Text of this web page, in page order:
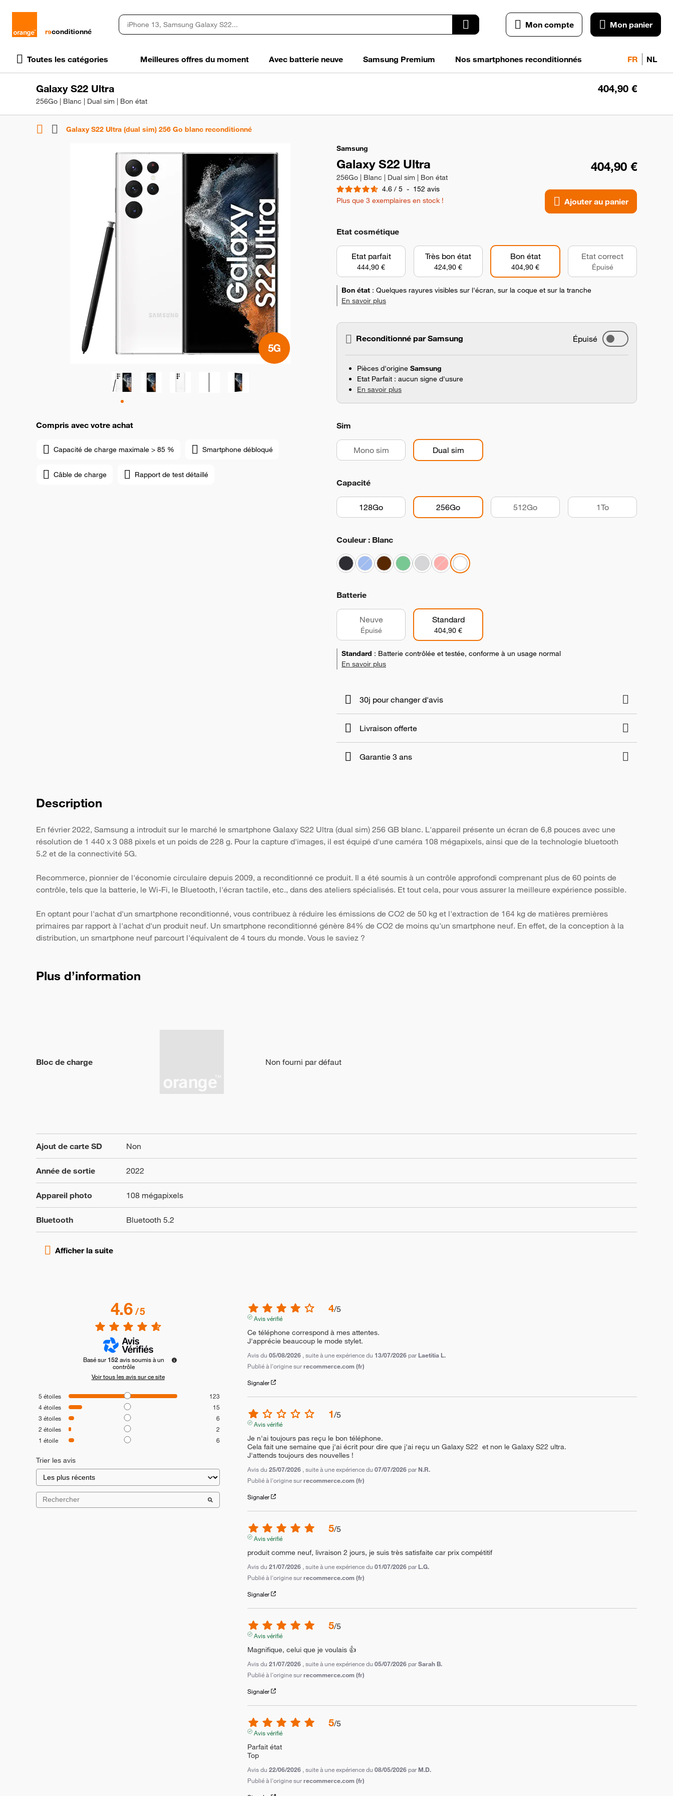
rɘconditionné
Mon compte Mon panier
Toutes les catégories Meilleures offres du moment Avec batterie neuve Samsung Premium Nos smartphones reconditionnés FR NL
Galaxy S22 Ultra
256Go | Blanc | Dual sim | Bon état
404,90 €
Galaxy S22 Ultra (dual sim) 256 Go blanc reconditionné
Samsung
Galaxy S22 Ultra
256Go | Blanc | Dual sim | Bon état
4.6 / 5 - 152 avis
Plus que 3 exemplaires en stock !
Compris avec votre achat
Capacité de charge maximale > 85 % Smartphone débloqué
Câble de charge Rapport de test détaillé
404,90 €
Ajouter au panier
Etat cosmétique
Etat parfait
444,90 €
Très bon état
424,90 €
Bon état
404,90 €
Etat correct
Épuisé
Bon état : Quelques rayures visibles sur l'écran, sur la coque et sur la tranche
En savoir plus
Reconditionné par Samsung Épuisé
Pièces d'origine Samsung
Etat Parfait : aucun signe d'usure
En savoir plus
Sim
Mono sim Dual sim
Capacité
128Go 256Go 512Go 1To
Couleur : Blanc
Batterie
Neuve
Épuisé
Standard
404,90 €
Standard : Batterie contrôlée et testée, conforme à un usage normal
En savoir plus
30j pour changer d'avis
Livraison offerte
Garantie 3 ans
Description
En février 2022, Samsung a introduit sur le marché le smartphone Galaxy S22 Ultra (dual sim) 256 GB blanc. L'appareil présente un écran de 6,8 pouces avec une
résolution de 1 440 x 3 088 pixels et un poids de 228 g. Pour la capture d'images, il est équipé d'une caméra 108 mégapixels, ainsi que de la technologie bluetooth
5.2 et de la connectivité 5G.
Recommerce, pionnier de l'économie circulaire depuis 2009, a reconditionné ce produit. Il a été soumis à un contrôle approfondi comprenant plus de 60 points de
contrôle, tels que la batterie, le Wi-Fi, le Bluetooth, l'écran tactile, etc., dans des ateliers spécialisés. Et tout cela, pour vous assurer la meilleure expérience possible.
En optant pour l'achat d'un smartphone reconditionné, vous contribuez à réduire les émissions de CO2 de 50 kg et l'extraction de 164 kg de matières premières
primaires par rapport à l'achat d'un produit neuf. Un smartphone reconditionné génère 84% de CO2 de moins qu'un smartphone neuf. En effet, de la conception à la
distribution, un smartphone neuf parcourt l'équivalent de 4 tours du monde. Vous le saviez ?
Plus d’information
Bloc de charge Non fourni par défaut
Ajout de carte SD Non
Année de sortie 2022
Appareil photo 108 mégapixels
Bluetooth Bluetooth 5.2
4.6/5
Basé sur 152 avis soumis à un
contrôle
Voir tous les avis sur ce site
5 étoiles
123
4étoiles
15
3 étoiles
6
2 étoiles
2
1 étoile 6
Trier les avis
4/5
Avis vérifié
Ce téléphone correspond à mes attentes.
J'apprécie beaucoup le mode stylet.
Avis du05/08/2026 , suite à une expérience du 13/07/2026 par Laetitia L.
Publié à l'origine surrecommerce.com (fr)
Signaler
1/5
Avis vérifié
Je n'ai toujours pas reçu le bon téléphone.
Cela fait une semaine que j'ai écrit pour dire que j'ai reçu un Galaxy S22  et non le Galaxy S22 ultra.
J'attends toujours des nouvelles !
Avis du25/07/2026 , suite à une expérience du07/07/2026 par N.R.
Publié à l'origine surrecommerce.com (fr)
Signaler
5/5
Avis vérifié
produit comme neuf, livraison 2 jours, je suis très satisfaite car prix compétitif
Avis du21/07/2026 , suite à une expérience du01/07/2026 par L.G.
Publié à l'origine surrecommerce.com (fr)
Signaler
5/5
Avis vérifié
Magnifique, celui que je voulais 👍
Avis du21/07/2026 , suite à une expérience du05/07/2026 parSarah B.
Publié à l'origine surrecommerce.com (fr)
Signaler
5/5
Avis vérifié
Parfait état
Top
Avis du22/06/2026 , suite à une expérience du08/05/2026 par M.D.
Publié à l'origine surrecommerce.com (fr)